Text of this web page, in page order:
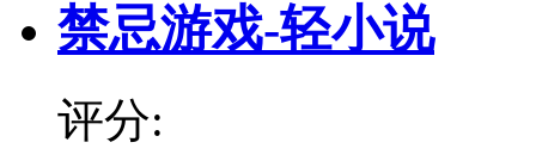
禁忌游戏-轻小说
评分: